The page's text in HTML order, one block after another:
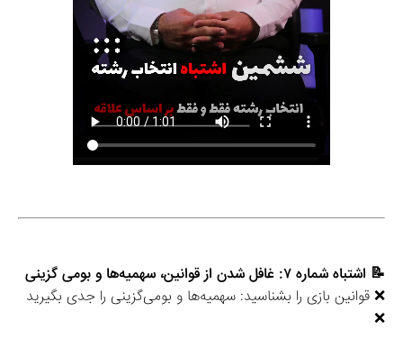
📝 اشتباه شماره ۷: غافل شدن از قوانین، سهمیه‌ها و بومی گزینی
❌ قوانین بازی را بشناسید: سهمیه‌ها و بومی‌گزینی را جدی بگیرید
❌